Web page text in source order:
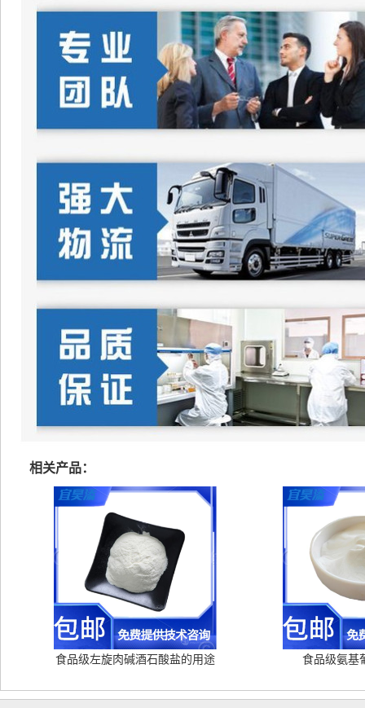
相关产品：
食品级左旋肉碱酒石酸盐的用途 食品级氨基